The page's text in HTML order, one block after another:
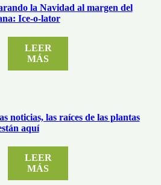
la Navidad al margen del
Ice-o-lator
LEER
MÁS
noticias, las raíces de las plantas
aquí
LEER
MÁS